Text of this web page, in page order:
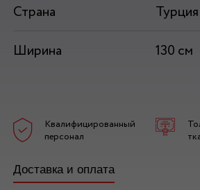
Страна
Турция
Ширина
130 см
Квалифицированный
персонал
Доставка и оплата